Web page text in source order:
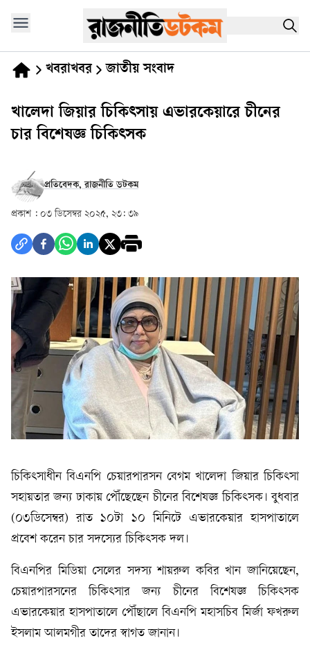
খবরাখবর জাতীয় সংবাদ
খালেদা জিয়ার চিকিৎসায় এভারকেয়ারে চীনের
চার বিশেষজ্ঞ চিকিৎসক
প্রতিবেদক, রাজনীতি ডটকম
প্রকাশ : ০৩ ডিসেম্বর ২০২৫, ২৩: ৩৯
চিকিৎসাধীন বিএনপি চেয়ারপারসন বেগম খালেদা জিয়ার চিকিৎসা
সহায়তার জন্য ঢাকায় পৌঁছেছেন চীনের বিশেষজ্ঞ চিকিৎসক। বুধবার
(০৩ডিসেম্বর) রাত ১০টা ১০ মিনিটে এভারকেয়ার হাসপাতালে
প্রবেশ করেন চার সদস্যের চিকিৎসক দল।
বিএনপির মিডিয়া সেলের সদস্য শায়রুল কবির খান জানিয়েছেন,
চেয়ারপারসনের চিকিৎসার জন্য চীনের বিশেষজ্ঞ চিকিৎসক
এভারকেয়ার হাসপাতালে পৌঁছালে বিএনপি মহাসচিব মির্জা ফখরুল
ইসলাম আলমগীর তাদের স্বাগত জানান।